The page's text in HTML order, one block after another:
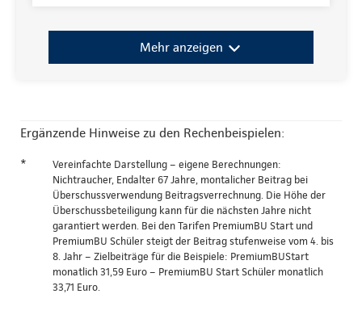
Mehr anzeigen
Ergänzende Hinweise zu den Rechenbeispielen:
*
Vereinfachte Darstellung – eigene Berechnungen:
Nichtraucher, Endalter 67 Jahre, montalicher Beitrag bei
Überschussverwendung Beitragsverrechnung. Die Höhe der
Überschussbeteiligung kann für die nächsten Jahre nicht
garantiert werden. Bei den Tarifen PremiumBU Start und
PremiumBU Schüler steigt der Beitrag stufenweise vom 4. bis
8. Jahr – Zielbeiträge für die Beispiele: PremiumBUStart
monatlich 31,59 Euro – PremiumBU Start Schüler monatlich
33,71 Euro.